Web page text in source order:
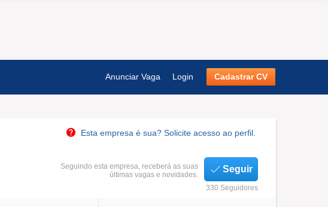
Anunciar Vaga Login Cadastrar CV
Esta empresa é sua? Solicite acesso ao perfil.
Seguindo esta empresa, receberá as suas
últimas vagas e novidades.
Seguir
330 Seguidores